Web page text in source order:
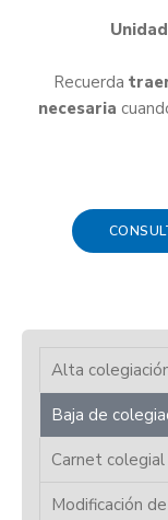
Recuerda
necesaria
Alta
Baja de
Carnet
Modificación